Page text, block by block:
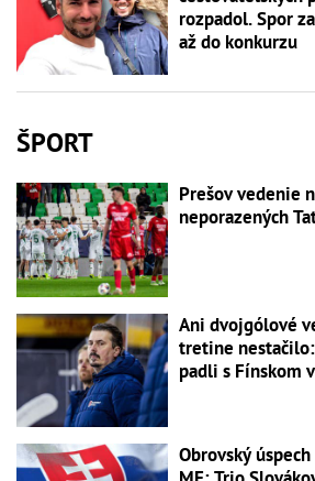
rozpadol. Spor
až do konkurzu
ŠPORT
Prešov vedenie
neporazených
Ani dvojgólové
tretine
padli s Fínskom
Obrovský